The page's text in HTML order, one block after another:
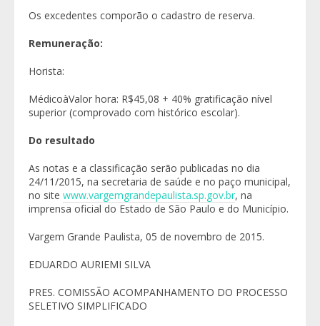
Os excedentes comporão o cadastro de reserva.
Remuneração:
Horista:
MédicoàValor hora: R$45,08 + 40% gratificação nível
superior (comprovado com histórico escolar).
Do resultado
As notas e a classificação serão publicadas no dia
24/11/2015, na secretaria de saúde e no paço municipal,
no site www.vargemgrandepaulista.sp.gov.br, na
imprensa oficial do Estado de São Paulo e do Município.
Vargem Grande Paulista, 05 de novembro de 2015.
EDUARDO AURIEMI SILVA
PRES. COMISSÃO ACOMPANHAMENTO DO PROCESSO
SELETIVO SIMPLIFICADO